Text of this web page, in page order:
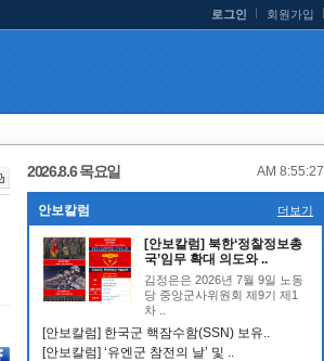
로그인 회원가입
2026.8.6 목요일 AM 8:55:28
안보칼럼 더보기
[안보칼럼] 북한‘정찰정보총
국’임무 확대 의도와 ..
김정은은 2026년 7월 9일 노동
당 중앙군사위원회 제9기 제1
차 ..
[안보칼럼] 한국군 핵잠수함(SSN) 보유..
[안보칼럼] ‘유엔군 참전의 날’ 및 ..